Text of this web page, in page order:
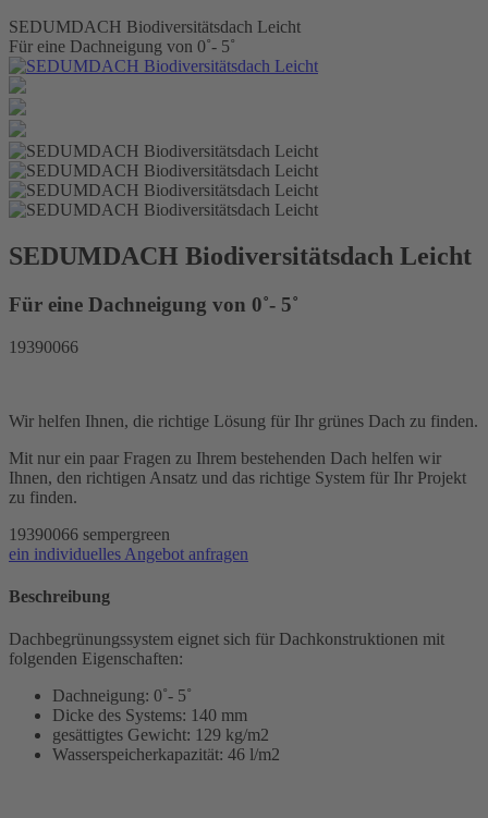
SEDUMDACH Biodiversitätsdach Leicht
Für eine Dachneigung von 0˚- 5˚
SEDUMDACH Biodiversitätsdach Leicht
Für eine Dachneigung von 0˚- 5˚
19390066
Wir helfen Ihnen, die richtige Lösung für Ihr grünes Dach zu finden.
Mit nur ein paar Fragen zu Ihrem bestehenden Dach helfen wir
Ihnen, den richtigen Ansatz und das richtige System für Ihr Projekt
zu finden.
19390066 sempergreen
ein individuelles Angebot anfragen
Beschreibung
Dachbegrünungssystem eignet sich für Dachkonstruktionen mit
folgenden Eigenschaften:
Dachneigung: 0˚- 5˚
Dicke des Systems: 140 mm
gesättigtes Gewicht: 129 kg/m2
Wasserspeicherkapazität: 46 l/m2